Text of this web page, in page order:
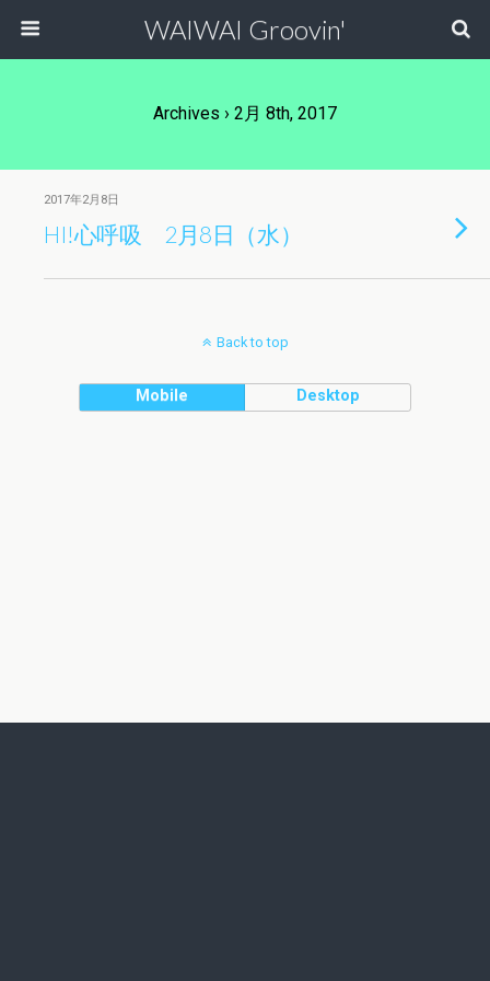
WAIWAI Groovin'
Archives › 2月 8th, 2017
2017年2月8日
HI!心呼吸 2月8日（水）
Back to top
Mobile Desktop